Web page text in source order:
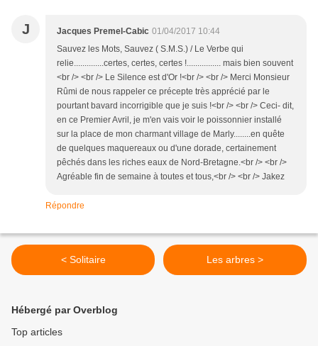
J Jacques Premel-Cabic 01/04/2017 10:44
Sauvez les Mots, Sauvez ( S.M.S.) / Le Verbe qui
relie..............certes, certes, certes !................ mais bien souvent
<br /> <br /> Le Silence est d'Or !<br /> <br /> Merci Monsieur
Rûmi de nous rappeler ce précepte très apprécié par le
pourtant bavard incorrigible que je suis !<br /> <br /> Ceci- dit,
en ce Premier Avril, je m'en vais voir le poissonnier installé
sur la place de mon charmant village de Marly........en quête
de quelques maquereaux ou d'une dorade, certainement
pêchés dans les riches eaux de Nord-Bretagne.<br /> <br />
Agréable fin de semaine à toutes et tous,<br /> <br /> Jakez
Répondre
< Solitaire Les arbres >
Hébergé par Overblog
Top articles